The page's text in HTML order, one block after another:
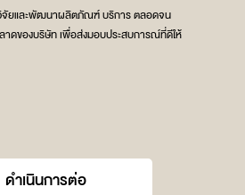
จัยและพัฒนาผลิตภัณฑ์ บริการ ตลอดจน
าดของบริษัท เพื่อส่งมอบประสบการณ์ที่ดีให้
ดำเนินการต่อ